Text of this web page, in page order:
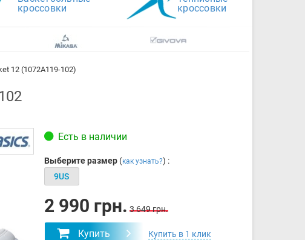
кроссовки
кроссовки
12 (1072A119-102)
Есть в наличии
Выберите размер (как узнать?) :
9US
2 990 грн. 3 649 грн.
Купить Купить в 1 клик